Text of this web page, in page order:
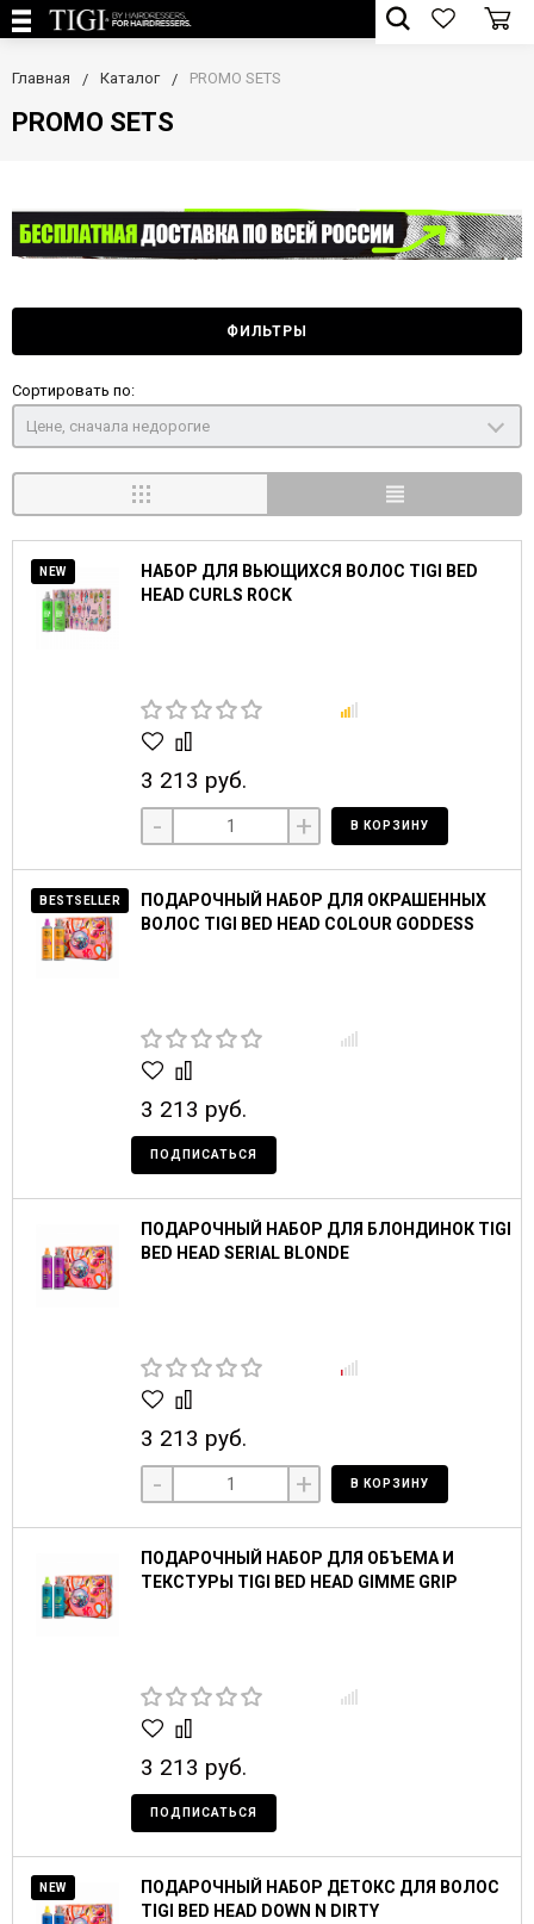
Главная Каталог PROMO SETS
PROMO SETS
ФИЛЬТРЫ
Сортировать по:
Цене, сначала недорогие
NEW
НАБОР ДЛЯ ВЬЮЩИХСЯ ВОЛОС TIGI BED
HEAD CURLS ROCK
3 213 руб.
- + В КОРЗИНУ
BESTSELLER
ПОДАРОЧНЫЙ НАБОР ДЛЯ ОКРАШЕННЫХ
ВОЛОС TIGI BED HEAD COLOUR GODDESS
3 213 руб.
ПОДПИСАТЬСЯ
ПОДАРОЧНЫЙ НАБОР ДЛЯ БЛОНДИНОК TIGI
BED HEAD SERIAL BLONDE
3 213 руб.
- + В КОРЗИНУ
ПОДАРОЧНЫЙ НАБОР ДЛЯ ОБЪЕМА И
ТЕКСТУРЫ TIGI BED HEAD GIMME GRIP
3 213 руб.
ПОДПИСАТЬСЯ
NEW
ПОДАРОЧНЫЙ НАБОР ДЕТОКС ДЛЯ ВОЛОС
TIGI BED HEAD DOWN N DIRTY